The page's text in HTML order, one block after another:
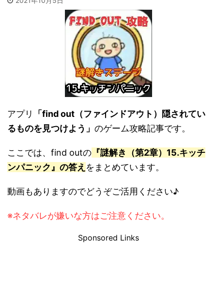
アプリ
「find out（ファインドアウト）隠されてい
るものを見つけよう」 のゲーム攻略記事です。
ここでは、find outの 『謎解き（第2章）15.キッチ
ンパニック』の答え をまとめています。
動画もありますのでどうぞご活用ください♪
※ネタバレが嫌いな方はご注意ください。
Sponsored Links